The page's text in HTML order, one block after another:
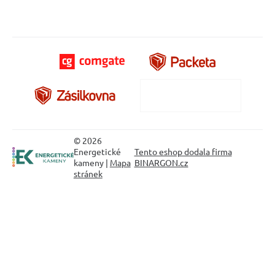
© 2026
Energetické
kameny | Mapa
stránek
Tento eshop dodala firma
BINARGON.cz